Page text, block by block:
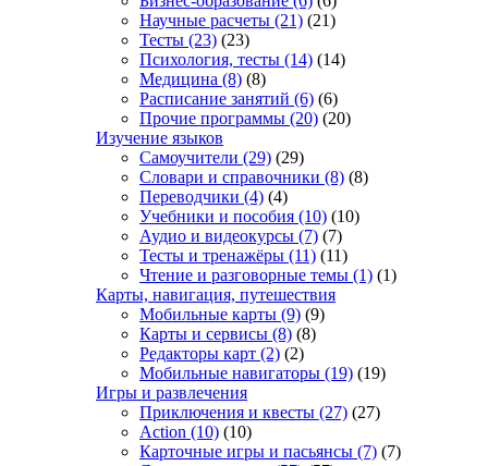
Научные расчеты (21) (21)
Тесты (23) (23)
Психология, тесты (14) (14)
Медицина (8) (8)
Расписание занятий (6) (6)
Прочие программы (20) (20)
Изучение языков
Самоучители (29) (29)
Словари и справочники (8) (8)
Переводчики (4) (4)
Учебники и пособия (10) (10)
Аудио и видеокурсы (7) (7)
Тесты и тренажёры (11) (11)
Чтение и разговорные темы (1) (1)
Карты, навигация, путешествия
Мобильные карты (9) (9)
Карты и сервисы (8) (8)
Редакторы карт (2) (2)
Мобильные навигаторы (19) (19)
Игры и развлечения
Приключения и квесты (27) (27)
Action (10) (10)
Карточные игры и пасьянсы (7) (7)